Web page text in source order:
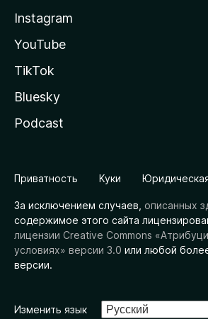
Instagram
YouTube
TikTok
Bluesky
Podcast
Приватность Куки
За исключением случаев, описанных
содержимое этого сайта
лицензии Creative Commons
условиях» версии 3.0 или любой
версии.
Изменить язык